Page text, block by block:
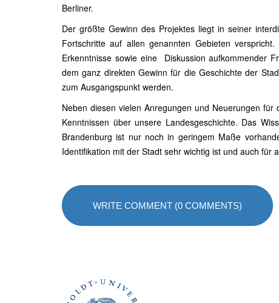
Berliner.
Der größte Gewinn des Projektes liegt in seiner
Fortschritte auf allen genannten Gebieten
Erkenntnisse sowie eine Diskussion aufkommender
dem ganz direkten Gewinn für die Geschichte der
zum Ausgangspunkt werden.
Neben diesen vielen Anregungen und Neuerungen
Kenntnissen über unsere Landesgeschichte. Das
Brandenburg ist nur noch in geringem Maße
Identifikation mit der Stadt sehr wichtig ist und auch für
WRITE COMMENT (0 COMMENTS)